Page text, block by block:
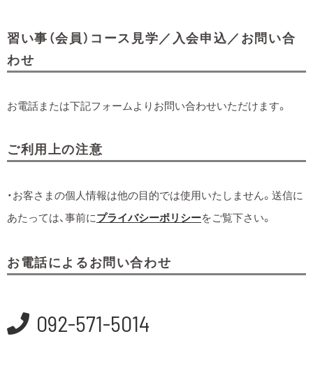
習い事（会員）コース見学／入会申込／お問い合
わせ
お電話または下記フォームよりお問い合わせいただけます。
ご利用上の注意
・お客さまの個人情報は他の目的では使用いたしません。送信に
あたっては、事前にプライバシーポリシーをご覧下さい。
お電話によるお問い合わせ
092-571-5014